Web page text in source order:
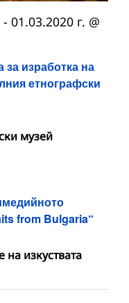
изработка на
етнографски
- 01.03.2020 г. @
музей
from Bulgaria“
на изкуствата